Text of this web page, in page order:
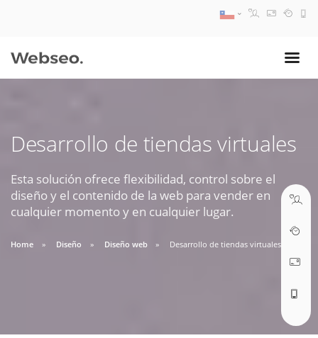
Desarrollo de tiendas virtuales
Esta solución ofrece flexibilidad, control sobre el
diseño y el contenido de la web para vender en
cualquier momento y en cualquier lugar.
Home Diseño Diseño web Desarrollo de tiendas virtuales
09:30 AM A 18:30 PM
soporte@webseo.cl
ABRIR TICKET